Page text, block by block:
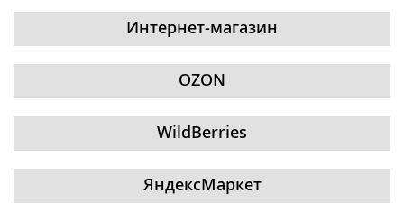
Интернет-магазин
OZON
WildBerries
ЯндексМаркет